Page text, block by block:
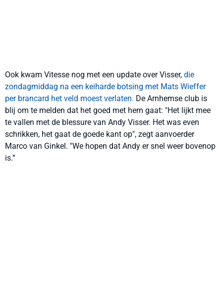
Ook kwam Vitesse nog met een update over Visser, die
zondagmiddag na een keiharde botsing met Mats Wieffer
per brancard het veld moest verlaten. De Arnhemse club is
blij om te melden dat het goed met hem gaat: "Het lijkt mee
te vallen met de blessure van Andy Visser. Het was even
schrikken, het gaat de goede kant op", zegt aanvoerder
Marco van Ginkel. "We hopen dat Andy er snel weer bovenop
is.”